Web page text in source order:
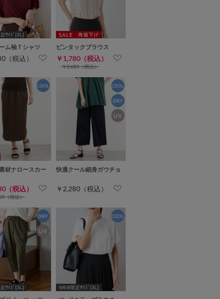
ｻｲｽﾞ[3L]
ム袖Ｔシャツ
（税込）
ピンタックブラウス
￥1,780（税込）
￥2,680（税込）
材ナロースカー
（税込）
（税込）
快適クール細身ガウチョ
￥2,280（税込）
ｻｲｽﾞ[3L] WEB限定ｻｲｽﾞ[3L]